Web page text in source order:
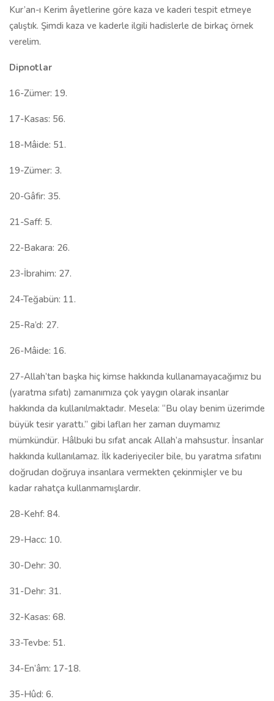
Kur’an-ı Kerim âyetlerine göre kaza ve kaderi tespit etmeye
çalıştık. Şimdi kaza ve kaderle ilgili hadislerle de birkaç örnek
verelim.
Dipnotlar
16-Zümer: 19.
17-Kasas: 56.
18-Mâide: 51.
19-Zümer: 3.
20-Gâfir: 35.
21-Saff: 5.
22-Bakara: 26.
23-İbrahim: 27.
24-Teğabün: 11.
25-Ra’d: 27.
26-Mâide: 16.
27-Allah’tan başka hiç kimse hakkında kullanamayacağımız bu
(yaratma sıfatı) zamanımıza çok yaygın olarak insanlar
hakkında da kullanılmaktadır. Mesela: “Bu olay benim üzerimde
büyük tesir yarattı.” gibi lafları her zaman duymamız
mümkündür. Hâlbuki bu sıfat ancak Allah’a mahsustur. İnsanlar
hakkında kullanılamaz. İlk kaderiyeciler bile, bu yaratma sıfatını
doğrudan doğruya insanlara vermekten çekinmişler ve bu
kadar rahatça kullanmamışlardır.
28-Kehf: 84.
29-Hacc: 10.
30-Dehr: 30.
31-Dehr: 31.
32-Kasas: 68.
33-Tevbe: 51.
34-En’âm: 17-18.
35-Hûd: 6.